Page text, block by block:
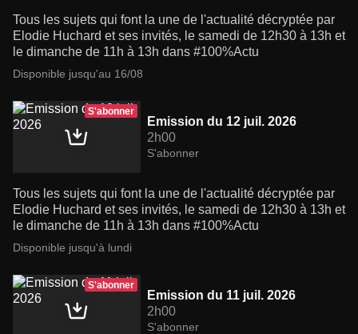
Tous les sujets qui font la une de l'actualité décryptée par
Elodie Huchard et ses invités, le samedi de 12h30 à 13h et
le dimanche de 11h à 13h dans #100%Actu
Disponible jusqu'au 16/08
S'abonner
Emission du 12 juil. 2026
2h00
S'abonner
Tous les sujets qui font la une de l'actualité décryptée par
Elodie Huchard et ses invités, le samedi de 12h30 à 13h et
le dimanche de 11h à 13h dans #100%Actu
Disponible jusqu'à lundi
S'abonner
Emission du 11 juil. 2026
2h00
S'abonner